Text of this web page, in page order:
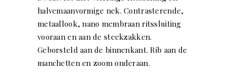
halvemaanvormige nek. Contrasterende,
metaallook, nano membraan ritssluiting
vooraan en aan de steekzakken.
Geborsteld aan de binnenkant. Rib aan de
manchetten en zoom onderaan.